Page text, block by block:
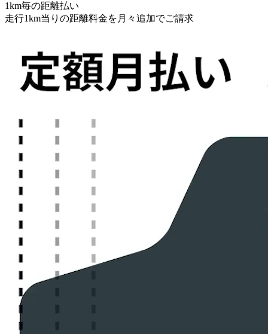
1km毎の距離払い
走行1km当りの距離料金を月々追加でご請求